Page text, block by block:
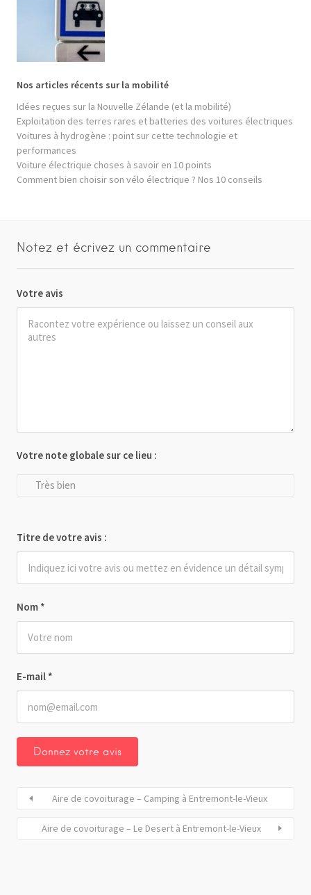
Nos articles récents sur la mobilité
Idées reçues sur la Nouvelle Zélande (et la mobilité)
Exploitation des terres rares et batteries des voitures électriques
Voitures à hydrogène : point sur cette technologie et
performances
Voiture électrique choses à savoir en 10 points
Comment bien choisir son vélo électrique ? Nos 10 conseils
Notez et écrivez un commentaire
Votre avis
Nom *
E-mail *
Votre note globale sur ce lieu :
Très bien
Titre de votre avis :
Aire de covoiturage – Camping à Entremont-le-Vieux
Aire de covoiturage – Le Desert à Entremont-le-Vieux